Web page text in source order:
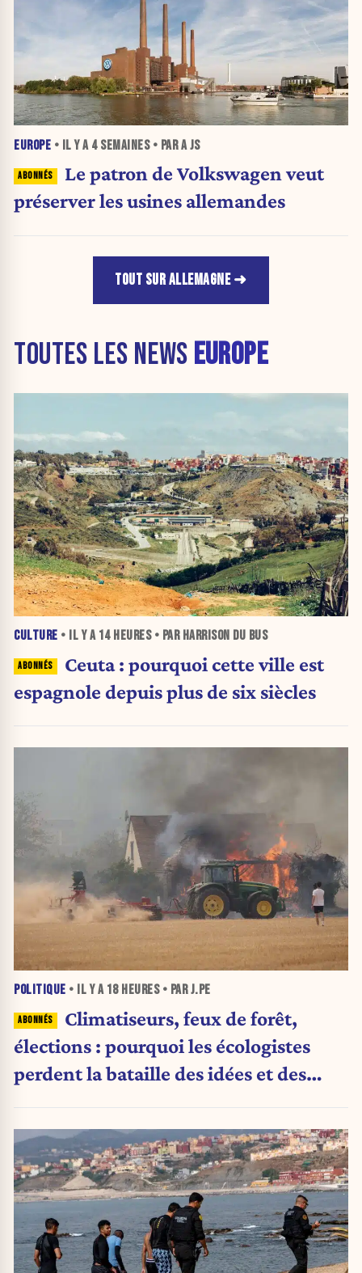
EUROPE • IL Y A 4 SEMAINES• PAR A JS
Le patron de Volkswagen veut
préserver les usines allemandes
TOUT SUR ALLEMAGNE
TOUTES LES NEWS EUROPE
CULTURE • IL Y A 14 HEURES• PAR HARRISON DU BUS
Ceuta : pourquoi cette ville est
espagnole depuis plus de six siècles
POLITIQUE • IL Y A 18 HEURES• PAR J.PE
Climatiseurs, feux de forêt,
élections : pourquoi les écologistes
perdent la bataille des idées et des